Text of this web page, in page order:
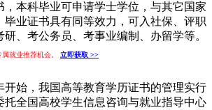
，本科毕业可申请学士学位，与其它国家
毕业证书具有同等效力，可入社保、评职
、考公务员、考事业编制、办留学等。
就业推荐机会。 立即获取 >>
开始，我国高等教育学历证书的管理实行
托全国高校学生信息咨询与就业指导中心